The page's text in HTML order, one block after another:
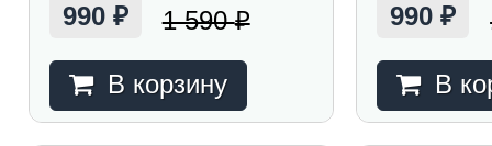
990 ₽ 1 590₽
В корзину
990₽
В